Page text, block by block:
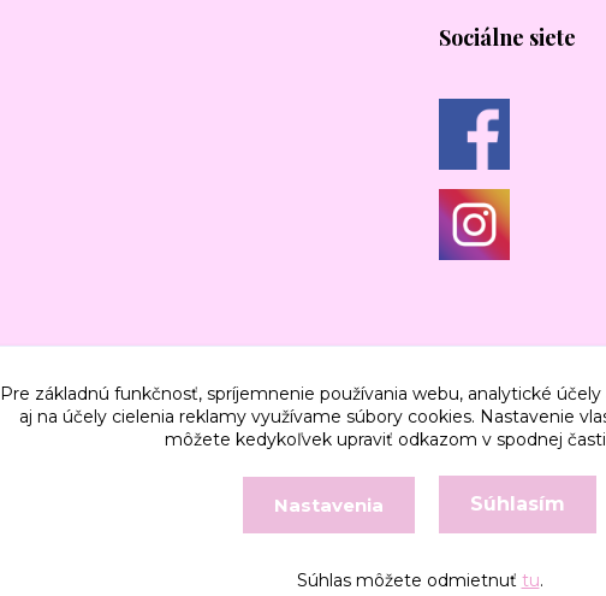
Sociálne siete
Pre základnú funkčnosť, spríjemnenie používania webu, analytické
aj na účely cielenia reklamy využívame súbory cookies. Nastavenie
môžete kedykoľvek upraviť odkazom v spodnej
Nastavenia Súhlasím
Súhlas môžete odmietnuť tu.